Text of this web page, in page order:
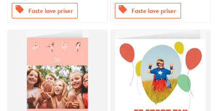
offers Faste lave priser offers Faste lave priser